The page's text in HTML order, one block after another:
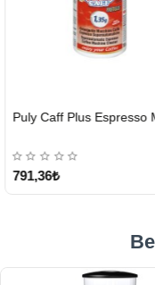
GÖNDERİ
791,36₺